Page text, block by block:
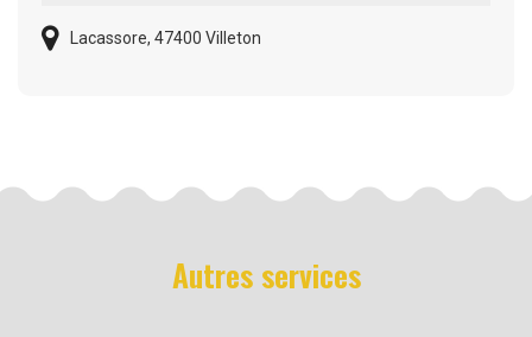
Lacassore, 47400 Villeton
Autres services